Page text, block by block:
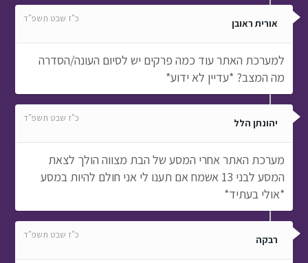
אורית ראובן כ"ז שבט תשפ"ד
למערכת האתר עוד כמה פרקים יש לסיום העונה/הסדרה
מה המצב? *עדיין לא ידוע*
יהונתן הלל כ"ז שבט תשפ"ד
מערכת האתר אחרי המסע של הבת מצווה הולך לצאת
המסע לבני 13 אשמח אם תענו לי אני חולם להיות במסע
*אולי בעתיד*
רבקה כ"ז שבט תשפ"ד